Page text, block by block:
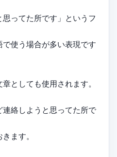
思ってた所です」というフ
使う場合が多い表現です
としても使用されます。
絡しようと思ってた所で
ます。